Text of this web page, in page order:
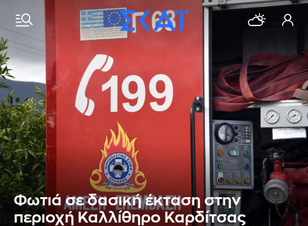
Φωτιά σε δασική έκταση στην
περιοχή Καλλίθηρο Καρδίτσας